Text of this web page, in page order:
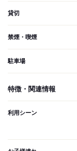
貸切
禁煙・喫煙
駐車場
特徴・関連情報
利用シーン